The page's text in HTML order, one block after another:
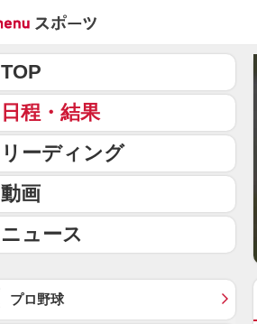
TOP
日程・結果
リーディング
動画
ニュース
プロ野球